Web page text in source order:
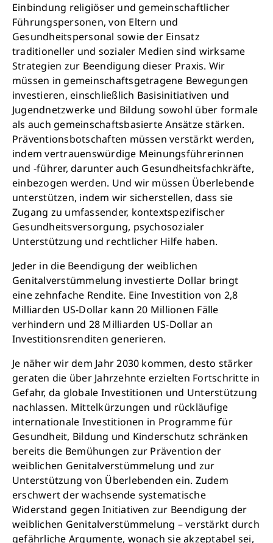
Einbindung religiöser und gemeinschaftlicher
Führungspersonen, von Eltern und
Gesundheitspersonal sowie der Einsatz
traditioneller und sozialer Medien sind wirksame
Strategien zur Beendigung dieser Praxis. Wir
müssen in gemeinschaftsgetragene Bewegungen
investieren, einschließlich Basisinitiativen und
Jugendnetzwerke und Bildung sowohl über formale
als auch gemeinschaftsbasierte Ansätze stärken.
Präventionsbotschaften müssen verstärkt werden,
indem vertrauenswürdige Meinungsführerinnen
und -führer, darunter auch Gesundheitsfachkräfte,
einbezogen werden. Und wir müssen Überlebende
unterstützen, indem wir sicherstellen, dass sie
Zugang zu umfassender, kontextspezifischer
Gesundheitsversorgung, psychosozialer
Unterstützung und rechtlicher Hilfe haben.
Jeder in die Beendigung der weiblichen
Genitalverstümmelung investierte Dollar bringt
eine zehnfache Rendite. Eine Investition von 2,8
Milliarden US-Dollar kann 20 Millionen Fälle
verhindern und 28 Milliarden US-Dollar an
Investitionsrenditen generieren.
Je näher wir dem Jahr 2030 kommen, desto stärker
geraten die über Jahrzehnte erzielten Fortschritte in
Gefahr, da globale Investitionen und Unterstützung
nachlassen. Mittelkürzungen und rückläufige
internationale Investitionen in Programme für
Gesundheit, Bildung und Kinderschutz schränken
bereits die Bemühungen zur Prävention der
weiblichen Genitalverstümmelung und zur
Unterstützung von Überlebenden ein. Zudem
erschwert der wachsende systematische
Widerstand gegen Initiativen zur Beendigung der
weiblichen Genitalverstümmelung – verstärkt durch
gefährliche Argumente, wonach sie akzeptabel sei,
Schließen